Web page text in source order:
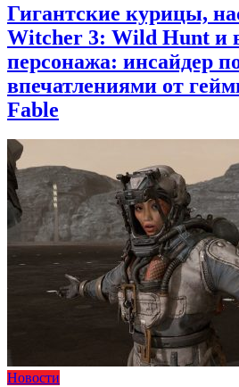
Гигантские курицы,
Witcher 3: Wild Hunt и
персонажа: инсайдер
впечатлениями от
Fable
Новости